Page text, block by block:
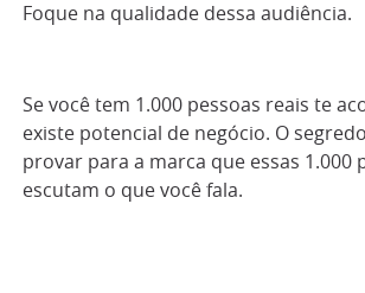
Foque na qualidade dessa audiência.
Se você tem 1.000 pessoas reais te
existe potencial de negócio. O
provar para a marca que essas 1.000
escutam o que você fala.